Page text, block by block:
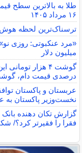
طلا به بالاترین سطح
۱۶ مرداد ۱۴۰۵
ترسناک‌ترین لحظه هوش
میلیون دلار
درصدی قیمت دام،
عربستان و پاکستان
نخست‌وزیر پاکستان به
گزارش تکان‌ دهنده
فقرا را فقیرتر کرد؟/ شکاف ۱۵ درصدی تورم میان